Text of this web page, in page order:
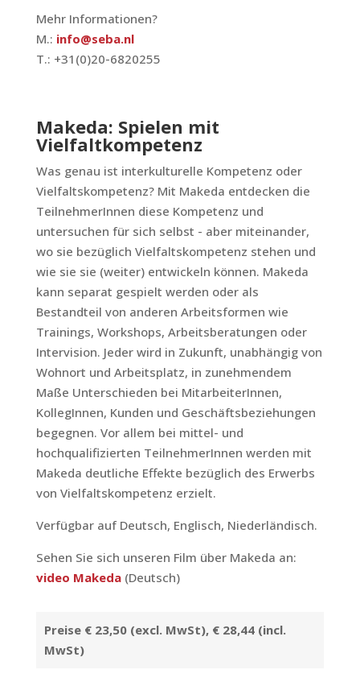
Mehr Informationen?
M.: info@seba.nl
T.: +31(0)20-6820255
Makeda: Spielen mit
Vielfaltkompetenz
Was genau ist interkulturelle Kompetenz oder
Vielfaltskompetenz? Mit Makeda entdecken die
TeilnehmerInnen diese Kompetenz und
untersuchen für sich selbst - aber miteinander,
wo sie bezüglich Vielfaltskompetenz stehen und
wie sie sie (weiter) entwickeln können. Makeda
kann separat gespielt werden oder als
Bestandteil von anderen Arbeitsformen wie
Trainings, Workshops, Arbeitsberatungen oder
Intervision. Jeder wird in Zukunft, unabhängig von
Wohnort und Arbeitsplatz, in zunehmendem
Maße Unterschieden bei MitarbeiterInnen,
KollegInnen, Kunden und Geschäftsbeziehungen
begegnen. Vor allem bei mittel- und
hochqualifizierten TeilnehmerInnen werden mit
Makeda deutliche Effekte bezüglich des Erwerbs
von Vielfaltskompetenz erzielt.
Verfügbar auf Deutsch, Englisch, Niederländisch.
Sehen Sie sich unseren Film über Makeda an:
video Makeda (Deutsch)
Preise € 23,50 (excl. MwSt), € 28,44 (incl.
MwSt)